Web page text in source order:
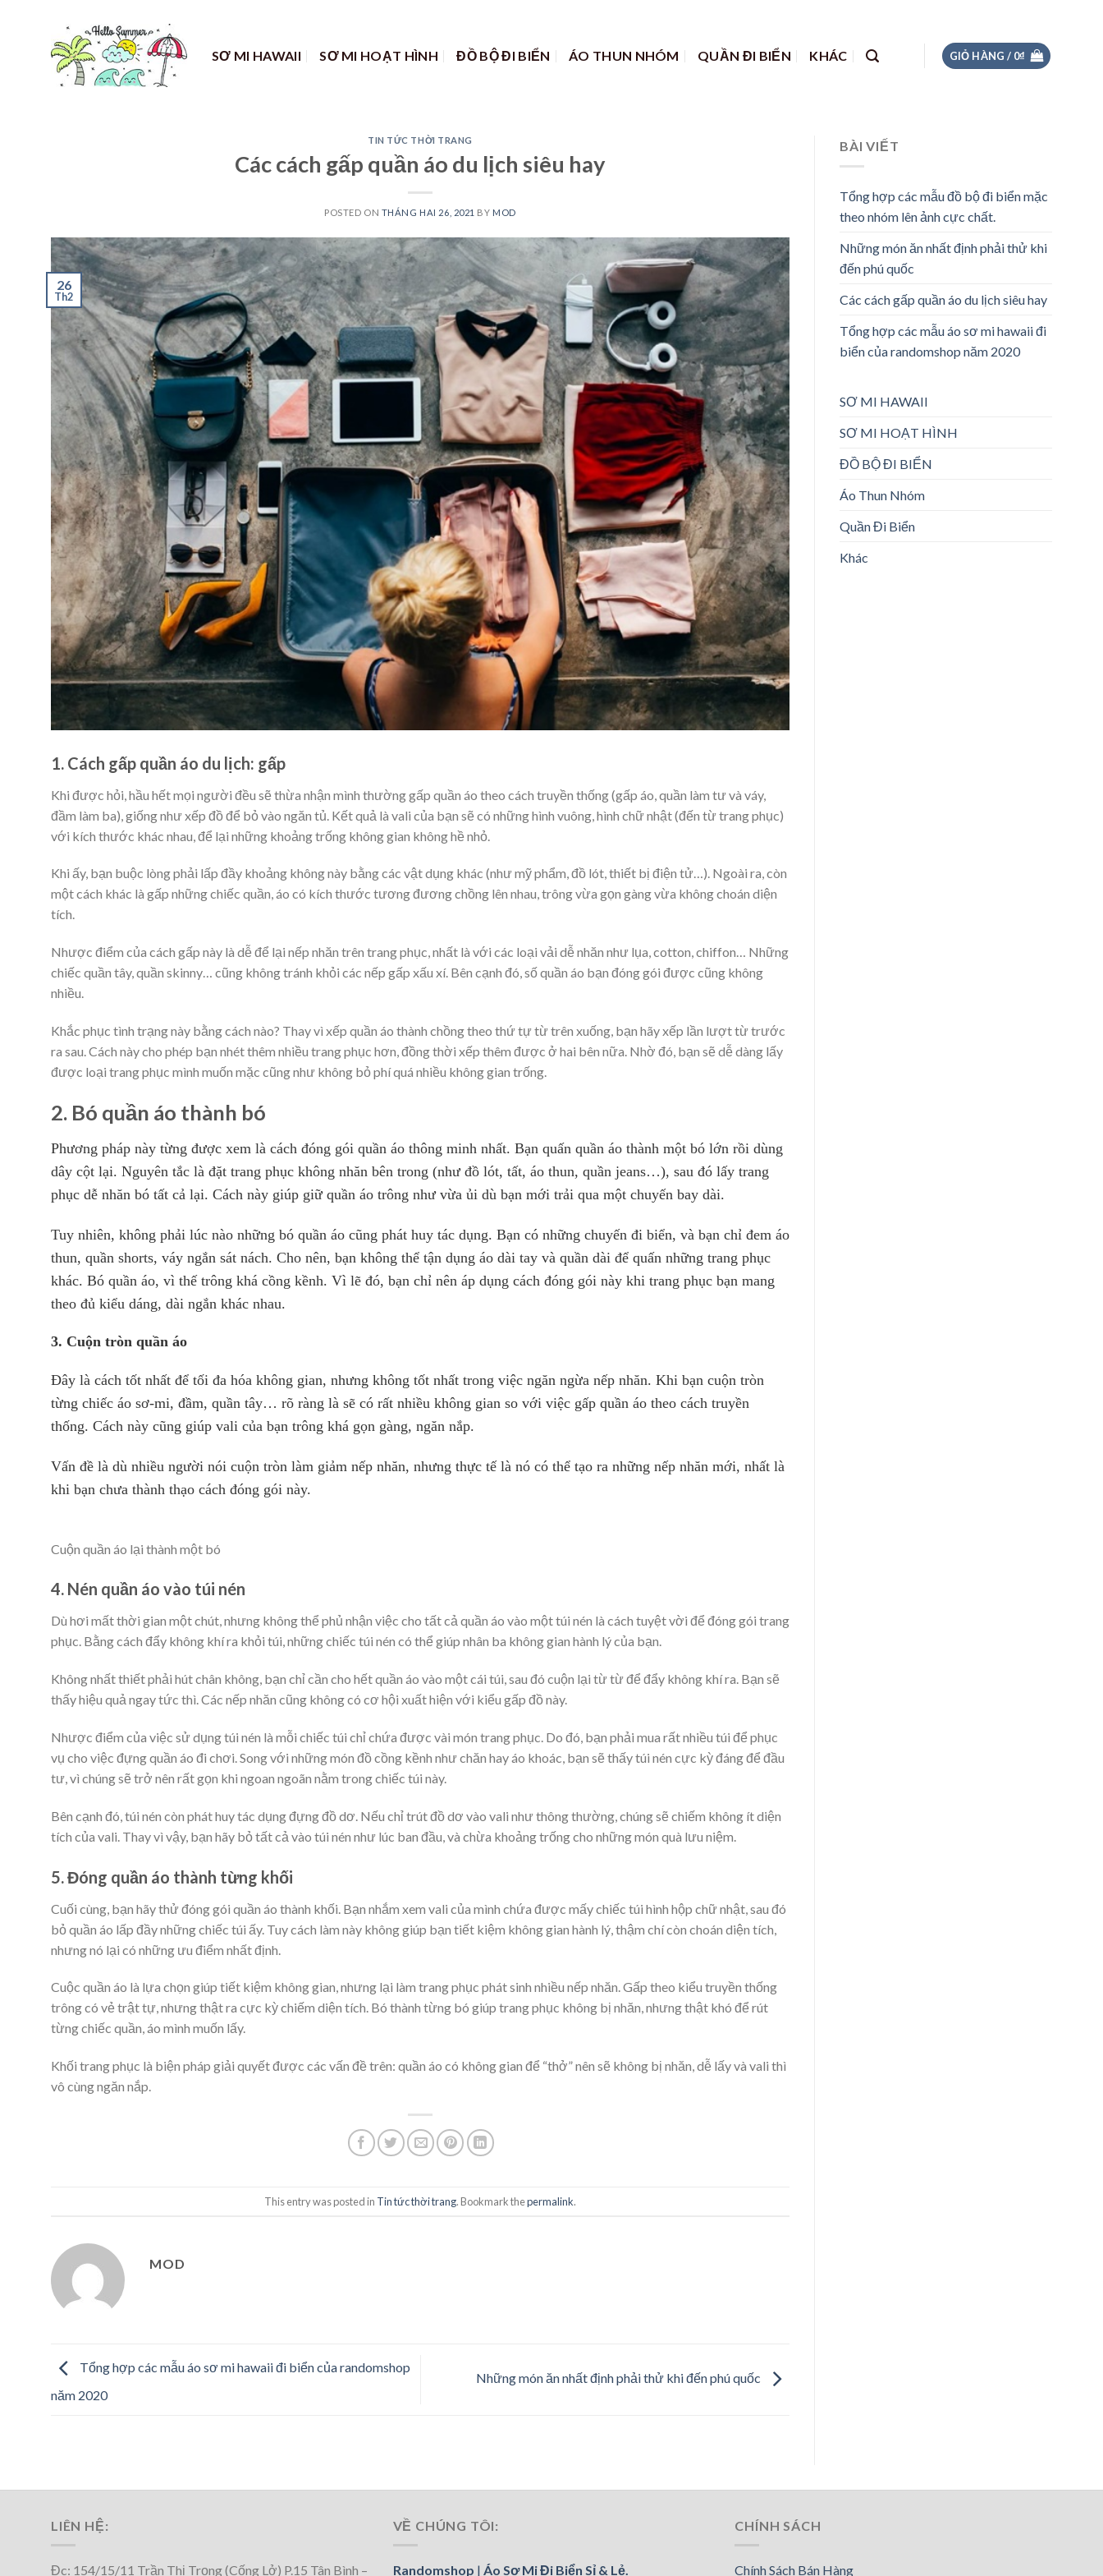
SƠ MI HAWAII SƠ MI HOẠT HÌNH ĐỒ BỘ ĐI BIỂN ÁO THUN NHÓM QUẦN ĐI BIỂN KHÁC GIỎ HÀNG / 0₫
TIN TỨC THỜI TRANG
Các cách gấp quần áo du lịch siêu hay
POSTED ON THÁNG HAI 26, 2021 BY MOD
26
Th2
1. Cách gấp quần áo du lịch: gấp
Khi được hỏi, hầu hết mọi người đều sẽ thừa nhận mình thường gấp quần áo theo cách truyền thống (gấp áo, quần làm tư và váy,
đầm làm ba), giống như xếp đồ để bỏ vào ngăn tủ. Kết quả là vali của bạn sẽ có những hình vuông, hình chữ nhật (đến từ trang phục)
với kích thước khác nhau, để lại những khoảng trống không gian không hề nhỏ.
Khi ấy, bạn buộc lòng phải lấp đầy khoảng không này bằng các vật dụng khác (như mỹ phẩm, đồ lót, thiết bị điện tử…). Ngoài ra, còn
một cách khác là gấp những chiếc quần, áo có kích thước tương đương chồng lên nhau, trông vừa gọn gàng vừa không choán diện
tích.
Nhược điểm của cách gấp này là dễ để lại nếp nhăn trên trang phục, nhất là với các loại vải dễ nhăn như lụa, cotton, chiffon… Những
chiếc quần tây, quần skinny… cũng không tránh khỏi các nếp gấp xấu xí. Bên cạnh đó, số quần áo bạn đóng gói được cũng không
nhiều.
Khắc phục tình trạng này bằng cách nào? Thay vì xếp quần áo thành chồng theo thứ tự từ trên xuống, bạn hãy xếp lần lượt từ trước
ra sau. Cách này cho phép bạn nhét thêm nhiều trang phục hơn, đồng thời xếp thêm được ở hai bên nữa. Nhờ đó, bạn sẽ dễ dàng lấy
được loại trang phục mình muốn mặc cũng như không bỏ phí quá nhiều không gian trống.
2. Bó quần áo thành bó
Phương pháp này từng được xem là cách đóng gói quần áo thông minh nhất. Bạn quấn quần áo thành một bó lớn rồi dùng
dây cột lại. Nguyên tắc là đặt trang phục không nhăn bên trong (như đồ lót, tất, áo thun, quần jeans…), sau đó lấy trang
phục dễ nhăn bó tất cả lại. Cách này giúp giữ quần áo trông như vừa ủi dù bạn mới trải qua một chuyến bay dài.
Tuy nhiên, không phải lúc nào những bó quần áo cũng phát huy tác dụng. Bạn có những chuyến đi biển, và bạn chỉ đem áo
thun, quần shorts, váy ngắn sát nách. Cho nên, bạn không thể tận dụng áo dài tay và quần dài để quấn những trang phục
khác. Bó quần áo, vì thế trông khá cồng kềnh. Vì lẽ đó, bạn chỉ nên áp dụng cách đóng gói này khi trang phục bạn mang
theo đủ kiểu dáng, dài ngắn khác nhau.
3. Cuộn tròn quần áo
Đây là cách tốt nhất để tối đa hóa không gian, nhưng không tốt nhất trong việc ngăn ngừa nếp nhăn. Khi bạn cuộn tròn
từng chiếc áo sơ-mi, đầm, quần tây… rõ ràng là sẽ có rất nhiều không gian so với việc gấp quần áo theo cách truyền
thống. Cách này cũng giúp vali của bạn trông khá gọn gàng, ngăn nắp.
Vấn đề là dù nhiều người nói cuộn tròn làm giảm nếp nhăn, nhưng thực tế là nó có thể tạo ra những nếp nhăn mới, nhất là
khi bạn chưa thành thạo cách đóng gói này.
Cuộn quần áo lại thành một bó
4. Nén quần áo vào túi nén
Dù hơi mất thời gian một chút, nhưng không thể phủ nhận việc cho tất cả quần áo vào một túi nén là cách tuyệt vời để đóng gói trang
phục. Bằng cách đẩy không khí ra khỏi túi, những chiếc túi nén có thể giúp nhân ba không gian hành lý của bạn.
Không nhất thiết phải hút chân không, bạn chỉ cần cho hết quần áo vào một cái túi, sau đó cuộn lại từ từ để đẩy không khí ra. Bạn sẽ
thấy hiệu quả ngay tức thì. Các nếp nhăn cũng không có cơ hội xuất hiện với kiểu gấp đồ này.
Nhược điểm của việc sử dụng túi nén là mỗi chiếc túi chỉ chứa được vài món trang phục. Do đó, bạn phải mua rất nhiều túi để phục
vụ cho việc đựng quần áo đi chơi. Song với những món đồ cồng kềnh như chăn hay áo khoác, bạn sẽ thấy túi nén cực kỳ đáng để đầu
tư, vì chúng sẽ trở nên rất gọn khi ngoan ngoãn nằm trong chiếc túi này.
Bên cạnh đó, túi nén còn phát huy tác dụng đựng đồ dơ. Nếu chỉ trút đồ dơ vào vali như thông thường, chúng sẽ chiếm không ít diện
tích của vali. Thay vì vậy, bạn hãy bỏ tất cả vào túi nén như lúc ban đầu, và chừa khoảng trống cho những món quà lưu niệm.
5. Đóng quần áo thành từng khối
Cuối cùng, bạn hãy thử đóng gói quần áo thành khối. Bạn nhắm xem vali của mình chứa được mấy chiếc túi hình hộp chữ nhật, sau đó
bỏ quần áo lấp đầy những chiếc túi ấy. Tuy cách làm này không giúp bạn tiết kiệm không gian hành lý, thậm chí còn choán diện tích,
nhưng nó lại có những ưu điểm nhất định.
Cuộc quần áo là lựa chọn giúp tiết kiệm không gian, nhưng lại làm trang phục phát sinh nhiều nếp nhăn. Gấp theo kiểu truyền thống
trông có vẻ trật tự, nhưng thật ra cực kỳ chiếm diện tích. Bó thành từng bó giúp trang phục không bị nhăn, nhưng thật khó để rút
từng chiếc quần, áo mình muốn lấy.
Khối trang phục là biện pháp giải quyết được các vấn đề trên: quần áo có không gian để “thở” nên sẽ không bị nhăn, dễ lấy và vali thì
vô cùng ngăn nắp.
This entry was posted in Tin tức thời trang. Bookmark thepermalink.
MOD
Tổng hợp các mẫu áo sơ mi hawaii đi biển của randomshop
năm 2020
Những món ăn nhất định phải thử khi đến phú quốc
BÀI VIẾT
Tổng hợp các mẫu đồ bộ đi biển mặc
theo nhóm lên ảnh cực chất.
Những món ăn nhất định phải thử khi
đến phú quốc
Các cách gấp quần áo du lịch siêu hay
Tổng hợp các mẫu áo sơ mi hawaii đi
biển của randomshop năm 2020
SƠ MI HAWAII
SƠ MI HOẠT HÌNH
ĐỒ BỘ ĐI BIỂN
Áo Thun Nhóm
Quần Đi Biển
Khác
LIÊN HỆ:
Đc: 154/15/11 Trần Thị Trọng (Cống Lở) P.15 Tân Bình –
VỀ CHÚNG TÔI:
Randomshop | Áo Sơ Mi Đi Biển Sỉ & Lẻ.
CHÍNH SÁCH
Chính Sách Bán Hàng